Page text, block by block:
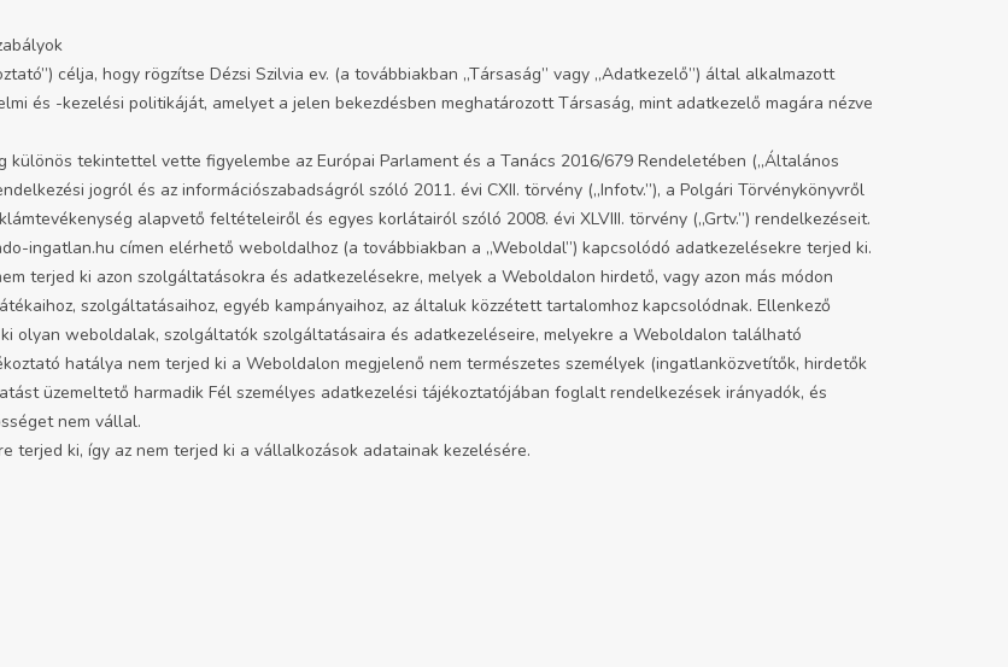
célja, hogy rögzítse Dézsi Szilvia ev. (a továbbiakban „Társaság” vagy „Adatkezelő”) által alkalmazott
és -kezelési politikáját, amelyet a jelen bekezdésben meghatározott Társaság, mint adatkezelő magára nézve
tekintettel vette figyelembe az Európai Parlament és a Tanács 2016/679 Rendeletében („Általános
jogról és az információszabadságról szóló 2011. évi CXII. törvény („Infotv.”), a Polgári Törvénykönyvről
alapvető feltételeiről és egyes korlátairól szóló 2008. évi XLVIII. törvény („Grtv.”) rendelkezéseit.
ingatlan.hu címen elérhető weboldalhoz (a továbbiakban a „Weboldal”) kapcsolódó adatkezelésekre terjed ki.
terjed ki azon szolgáltatásokra és adatkezelésekre, melyek a Weboldalon hirdető, vagy azon más módon
szolgáltatásaihoz, egyéb kampányaihoz, az általuk közzétett tartalomhoz kapcsolódnak. Ellenkező
olyan weboldalak, szolgáltatók szolgáltatásaira és adatkezeléseire, melyekre a Weboldalon található
hatálya nem terjed ki a Weboldalon megjelenő nem természetes személyek (ingatlanközvetítők, hirdetők
üzemeltető harmadik Fél személyes adatkezelési tájékoztatójában foglalt rendelkezések irányadók, és
nem vállal.
terjed ki, így az nem terjed ki a vállalkozások adatainak kezelésére.